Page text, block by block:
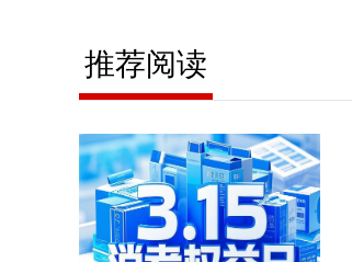
推荐阅读